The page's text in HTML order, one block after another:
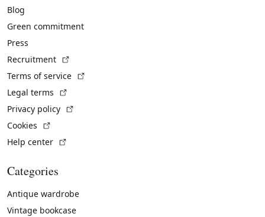
Blog
Green commitment
Press
Recruitment
Terms of service
Legal terms
Privacy policy
Cookies
Help center
Categories
Antique wardrobe
Vintage bookcase